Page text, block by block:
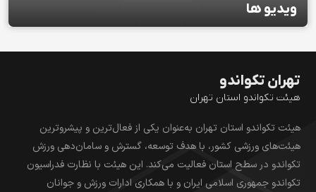
ویدیو ها
تهران تکواندو
هیئت تکواندو استان تهران
هیئت تکواندو استان تهران به‌عنوان یکی از فعال‌ترین و پیشروترین
هیئت‌های ورزشی کشور، با هدف توسعه، گسترش و سامان‌دهی ورزش
تکواندو در سطح استان فعالیت می‌کند. این هیئت با نظارت فدراسیون
تکواندو جمهوری اسلامی ایران و با همکاری ادارات ورزش و جوانان